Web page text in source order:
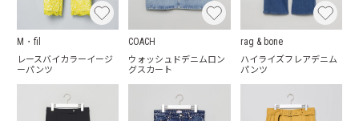
M・fil
レースバイカラーイージ
ーパンツ
COACH
ウォッシュドデニムロン
グスカート
rag & bone
ハイライズフレアデニム
パンツ